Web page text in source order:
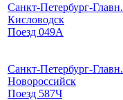
Санкт-Петербург-Главн.
Кисловодск
Поезд 049А
Санкт-Петербург-Главн.
Новороссийск
Поезд 587Ч